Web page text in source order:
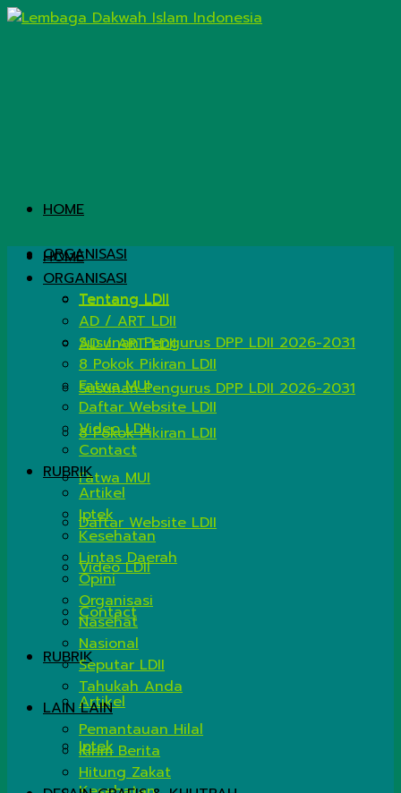
HOME
ORGANISASI
Tentang LDII
AD / ART LDII
Susunan Pengurus DPP LDII 2026-2031
8 Pokok Pikiran LDII
Fatwa MUI
Daftar Website LDII
Video LDII
Contact
RUBRIK
Artikel
Iptek
HOME
ORGANISASI
Tentang LDII
AD / ART LDII
Susunan Pengurus DPP LDII 2026-2031
8 Pokok Pikiran LDII
Fatwa MUI
Daftar Website LDII
Video LDII
Contact
RUBRIK
Artikel
Iptek
Kesehatan
Lintas Daerah
Opini
Organisasi
Nasehat
Nasional
Seputar LDII
Tahukah Anda
LAIN LAIN
Pemantauan Hilal
Kirim Berita
Hitung Zakat